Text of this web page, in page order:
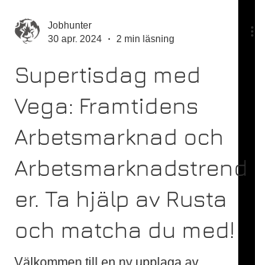
Jobhunter
Supertisdag med
Vega: Framtidens
Arbetsmarknad och
Arbetsmarknadstrend
er. Ta hjälp av Rusta
och matcha du med!